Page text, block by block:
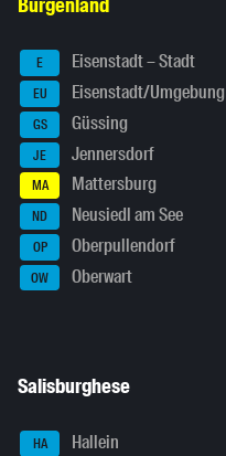
Burgenland
E Eisenstadt – Stadt
EU Eisenstadt/Umgebung
GS Güssing
JE Jennersdorf
MA Mattersburg
ND Neusiedl am See
OP Oberpullendorf
OW Oberwart
Salisburghese
HA Hallein